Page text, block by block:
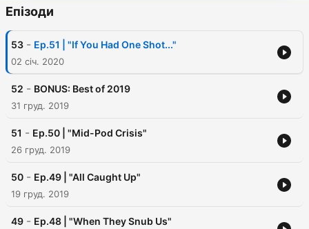
Епізоди
53 - Ep.51 | "If You Had One Shot..."
02 січ. 2020
52 - BONUS: Best of 2019
31 груд. 2019
51 - Ep.50 | "Mid-Pod Crisis"
26 груд. 2019
50 - Ep.49 | "All Caught Up"
19 груд. 2019
49 - Ep.48 | "When They Snub Us"